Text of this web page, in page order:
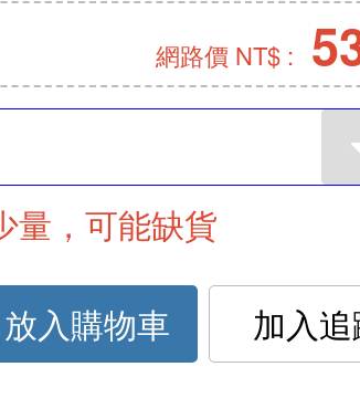
網路價 NT$ :
量，可能缺貨
放入購物車
加入